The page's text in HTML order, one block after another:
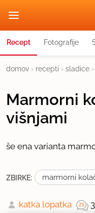
Recept Fotografije
domov › recepti › sladice ›
Marmorni
višnjami
še ena varianta
ZBIRKE: marmorni
katka lopatka